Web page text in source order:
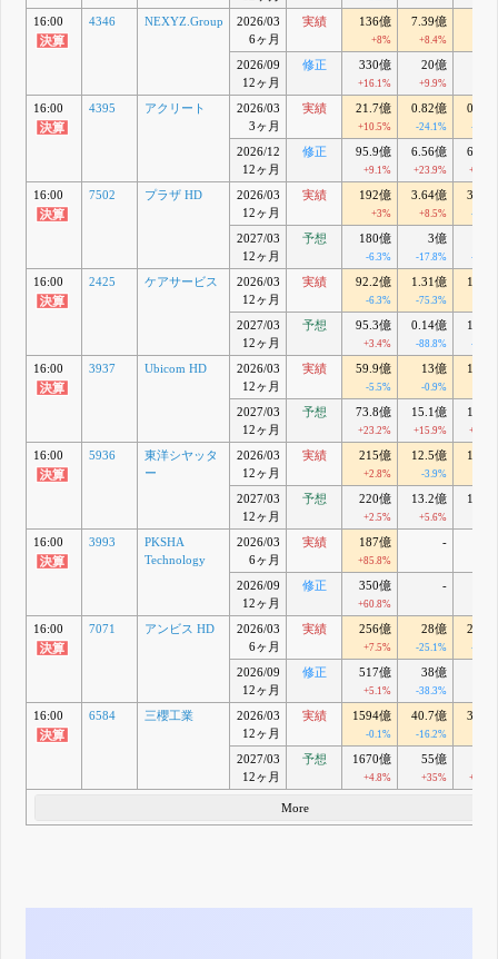
16:00 4346 NEXYZ.Group
2026/03
6ヶ月
実績 136億
+8%
7.39億
+8.4%
2026/09
12ヶ月
修正 330億
+16.1%
20億
+9.9%
16:00 4395 アクリート
2026/03
3ヶ月
実績 21.7億
+10.5%
0.82億
-24.1%
0.82
-
2026/12
12ヶ月
修正 95.9億
+9.1%
6.56億
+23.9%
6.36
16:00 7502 プラザ HD
2026/03
12ヶ月
実績 192億
+3%
3.64億
+8.5%
3.25
-
2027/03
12ヶ月
予想 180億
-6.3%
3億
-17.8% -
16:00 2425 ケアサービス
2026/03
12ヶ月
実績 92.2億
-6.3%
1.31億
-75.3%
1.62
2027/03
12ヶ月
予想 95.3億
+3.4%
0.14億
-88.8%
1.36
-
16:00 3937 Ubicom HD
2026/03
12ヶ月
実績 59.9億
-5.5%
13億
-0.9%
12.9
2027/03
12ヶ月
予想 73.8億
+23.2%
15.1億
+15.9%
15.2
16:00 5936
東洋シヤッタ
ー
2026/03
12ヶ月
実績 215億
+2.8%
12.5億
-3.9%
11.8
2027/03
12ヶ月
予想 220億
+2.5%
13.2億
+5.6%
12.3
16:00 3993
PKSHA
Technology
2026/03
6ヶ月
実績 187億
+85.8%
-
2026/09
12ヶ月
修正 350億
+60.8%
-
16:00 7071 アンビス HD
2026/03
6ヶ月
実績 256億
+7.5%
28億
-25.1%
27.9
-
2026/09
12ヶ月
修正 517億
+5.1%
38億
-38.3%
16:00 6584 三櫻工業
2026/03
12ヶ月
実績 1594億
-0.1%
40.7億
-16.2%
30.4
2027/03
12ヶ月
予想 1670億
+4.8%
55億
+35%
More